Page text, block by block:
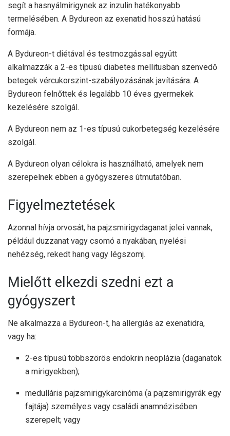
segít a hasnyálmirigynek az inzulin hatékonyabb
termelésében. A Bydureon az exenatid hosszú hatású
formája.
A Bydureon-t diétával és testmozgással együtt
alkalmazzák a 2-es típusú diabetes mellitusban szenvedő
betegek vércukorszint-szabályozásának javítására. A
Bydureon felnőttek és legalább 10 éves gyermekek
kezelésére szolgál.
A Bydureon nem az 1-es típusú cukorbetegség kezelésére
szolgál.
A Bydureon olyan célokra is használható, amelyek nem
szerepelnek ebben a gyógyszeres útmutatóban.
Figyelmeztetések
Azonnal hívja orvosát, ha pajzsmirigydaganat jelei vannak,
például duzzanat vagy csomó a nyakában, nyelési
nehézség, rekedt hang vagy légszomj.
Mielőtt elkezdi szedni ezt a
gyógyszert
Ne alkalmazza a Bydureon-t, ha allergiás az exenatidra,
vagy ha:
2-es típusú többszörös endokrin neoplázia (daganatok
a mirigyekben);
medulláris pajzsmirigykarcinóma (a pajzsmirigyrák egy
fajtája) személyes vagy családi anamnézisében
szerepelt; vagy